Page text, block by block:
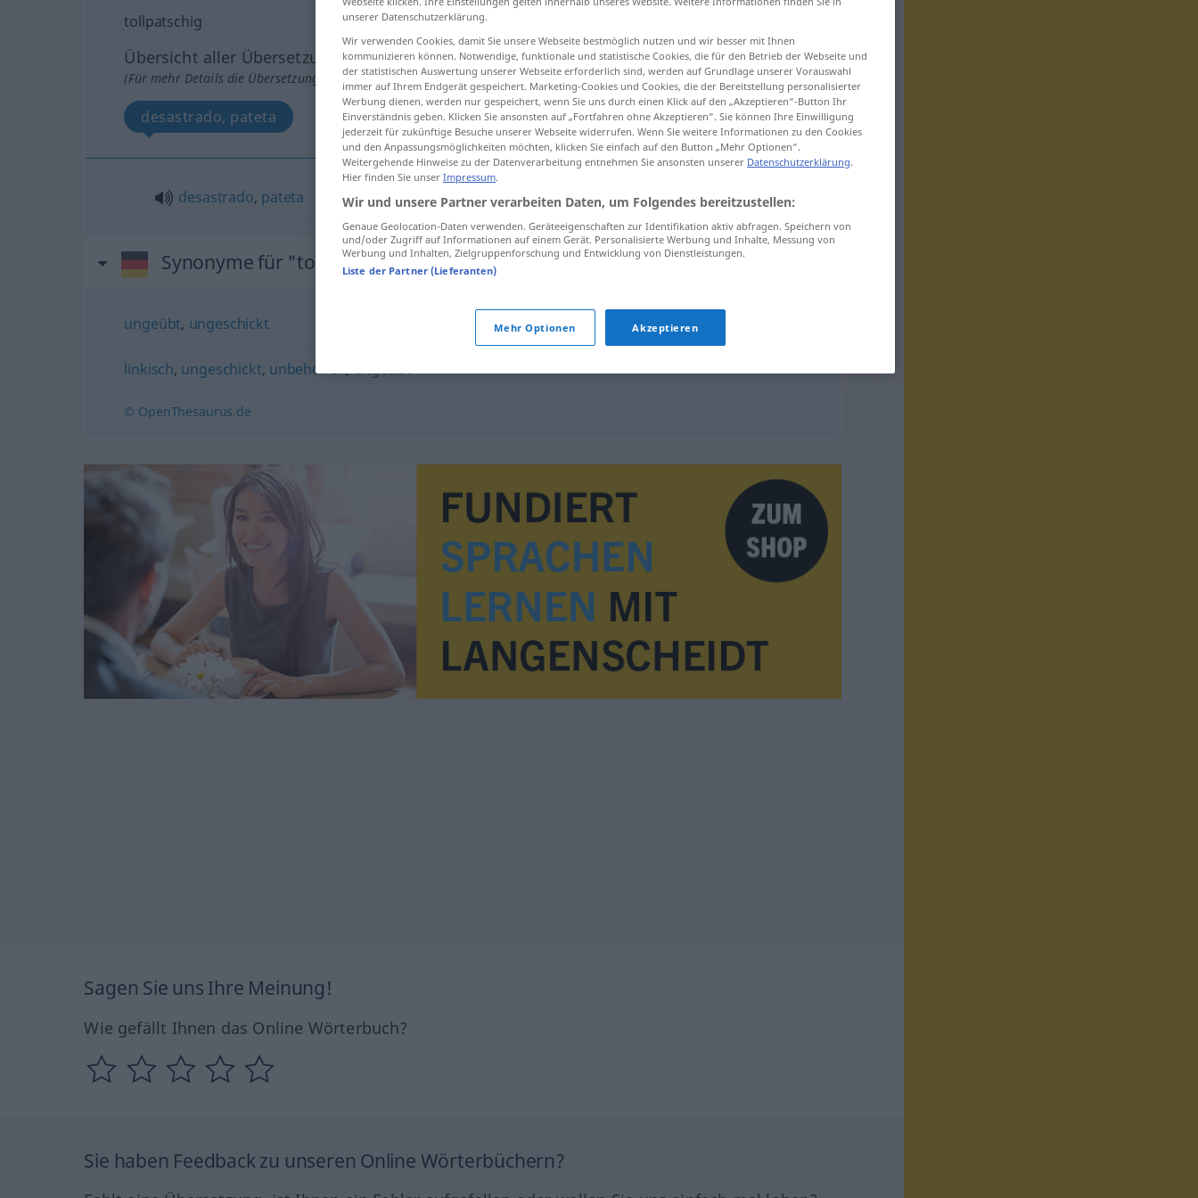
tollpatschig
Übersicht aller Übersetzungen
(Für mehr Details die Übersetzung anklicken/antippen)
desastrado, pateta
desastrado, pateta tollpatschig
Synonyme für "tollpatschig"
ungeübt, ungeschickt
linkisch, ungeschickt, unbeholfen,ungeübt
© OpenThesaurus.de
Sagen Sie uns Ihre Meinung!
Wie gefällt Ihnen das Online Wörterbuch?
Sie haben Feedback zu unseren Online Wörterbüchern?
unserer Datenschutzerklärung.
Wir verwenden Cookies, damit Sie unsere Webseite bestmöglich nutzen und wir besser mit Ihnen
kommunizieren können. Notwendige, funktionale und statistische Cookies, die für den Betrieb der Webseite und
der statistischen Auswertung unserer Webseite erforderlich sind, werden auf Grundlage unserer Vorauswahl
immer auf Ihrem Endgerät gespeichert. Marketing-Cookies und Cookies, die der Bereitstellung personalisierter
Werbung dienen, werden nur gespeichert, wenn Sie uns durch einen Klick auf den „Akzeptieren“-Button Ihr
Einverständnis geben. Klicken Sie ansonsten auf „Fortfahren ohne Akzeptieren“. Sie können Ihre Einwilligung
jederzeit für zukünftige Besuche unserer Webseite widerrufen. Wenn Sie weitere Informationen zu den Cookies
und den Anpassungsmöglichkeiten möchten, klicken Sie einfach auf den Button „Mehr Optionen“.
Weitergehende Hinweise zu der Datenverarbeitung entnehmen Sie ansonsten unserer Datenschutzerklärung.
Hier finden Sie unser Impressum.
Wir und unsere Partner verarbeiten Daten, um Folgendes bereitzustellen:
Genaue Geolocation-Daten verwenden. Geräteeigenschaften zur Identifikation aktiv abfragen. Speichern von
und/oder Zugriff auf Informationen auf einem Gerät. Personalisierte Werbung und Inhalte, Messung von
Werbung und Inhalten, Zielgruppenforschung und Entwicklung von Dienstleistungen.
Liste der Partner (Lieferanten)
Mehr Optionen Akzeptieren